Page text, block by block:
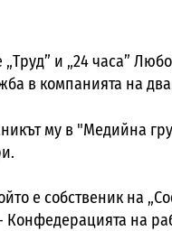
и „24 часа”
в компанията на
му в "Медийна
е собственик на
Конфедерацията на